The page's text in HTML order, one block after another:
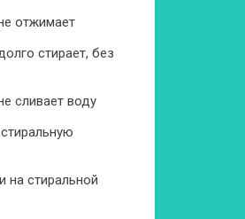
отжимает
стирает, без
сливает воду
на стиральной